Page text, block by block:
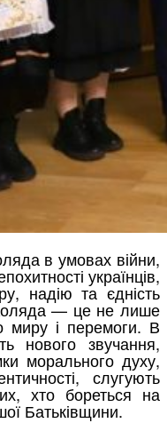
в умовах війни,
українців,
надію та єдність
Коляда — це не лише
миру і перемоги. В
нового звучання,
морального духу,
слугують
хто бореться на
Батьківщини.